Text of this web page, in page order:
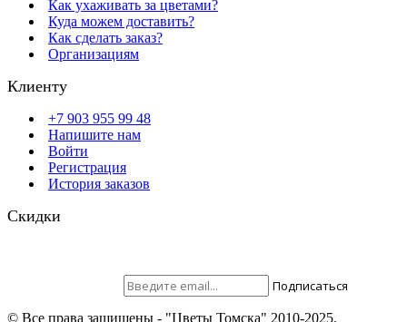
Как ухаживать за цветами?
Куда можем доставить?
Как сделать заказ?
Организациям
Клиенту
+7 903 955 99 48
Напишите нам
Войти
Регистрация
История заказов
Скидки
Подписаться
© Все права защищены - "Цветы Томска" 2010-2025.